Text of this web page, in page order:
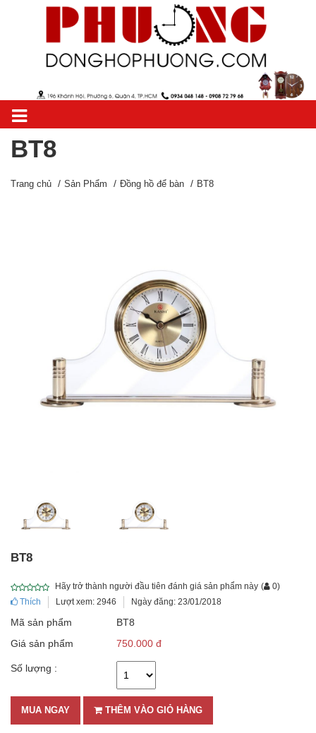
BT8
Trang chủ Sản Phẩm Đồng hồ để bàn BT8
BT8
Hãy trở thành người đầu tiên đánh giá sản phẩm này ( 0)
Thích
Lượt xem: 2946 Ngày đăng: 23/01/2018
Mã sản phẩm
BT8
Giá sản phẩm
750.000 đ
Số lượng :
MUA NGAY THÊM VÀO GIỎ HÀNG